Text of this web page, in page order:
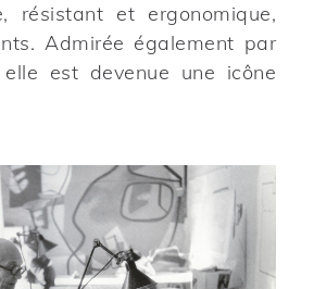
résistant et ergonomique,
Admirée également par
elle est devenue une icône